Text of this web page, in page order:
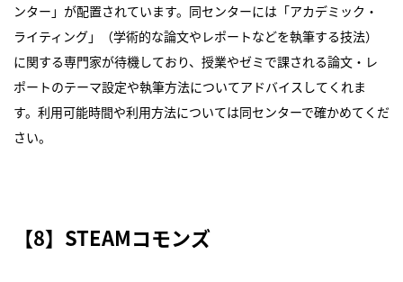
ンター」が配置されています。同センターには「アカデミック・
ライティング」（学術的な論文やレポートなどを執筆する技法）
に関する専門家が待機しており、授業やゼミで課される論文・レ
ポートのテーマ設定や執筆方法についてアドバイスしてくれま
す。利用可能時間や利用方法については同センターで確かめてくだ
さい。
【8】STEAMコモンズ